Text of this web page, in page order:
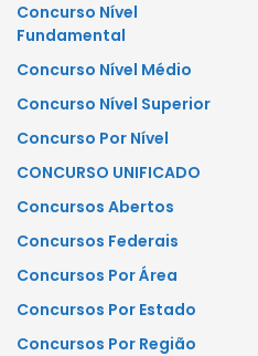
Concurso Nível
Fundamental
Concurso Nível Médio
Concurso Nível Superior
Concurso Por Nível
CONCURSO UNIFICADO
Concursos Abertos
Concursos Federais
Concursos Por Área
Concursos Por Estado
Concursos Por Região